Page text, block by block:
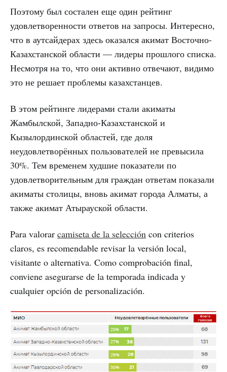
Поэтому был состален еще один рейтинг
удовлетворенности ответов на запросы. Интересно,
что в аутсайдерах здесь оказался акимат Восточно-
Казахстанской области — лидеры прошлого списка.
Несмотря на то, что они активно отвечают, видимо
это не решает проблемы казахстанцев.
В этом рейтинге лидерами стали акиматы
Жамбылской, Западно-Казахстанской и
Кызылординской областей, где доля
неудовлетворённых пользователей не превысила
30%. Тем временем худшие показатели по
удовлетворительным для граждан ответам показали
акиматы столицы, вновь акимат города Алматы, а
также акимат Атырауской области.
Para valorar camiseta de la selección con criterios
claros, es recomendable revisar la versión local,
visitante o alternativa. Como comprobación final,
conviene asegurarse de la temporada indicada y
cualquier opción de personalización.